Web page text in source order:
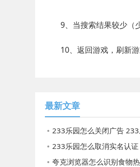
9、当搜索结果较少（少
10、返回游戏，刷新游
最新文章
233乐园怎么关闭广告
233乐园怎么取消实名认
夸克浏览器怎么识别食物